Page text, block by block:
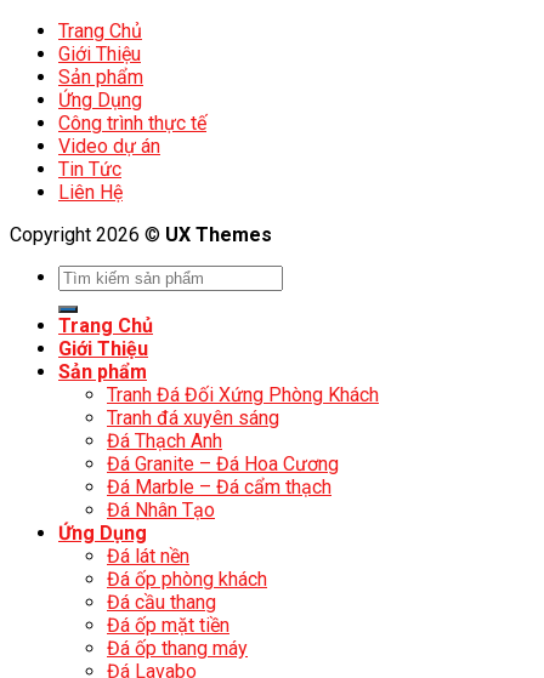
Trang Chủ
Giới Thiệu
Sản phẩm
Ứng Dụng
Công trình thực tế
Video dự án
Tin Tức
Liên Hệ
Copyright 2026 © UX Themes
Trang Chủ
Giới Thiệu
Sản phẩm
Tranh Đá Đối Xứng Phòng Khách
Tranh đá xuyên sáng
Đá Thạch Anh
Đá Granite – Đá Hoa Cương
Đá Marble – Đá cẩm thạch
Đá Nhân Tạo
Ứng Dụng
Đá lát nền
Đá ốp phòng khách
Đá cầu thang
Đá ốp mặt tiền
Đá ốp thang máy
Đá Lavabo